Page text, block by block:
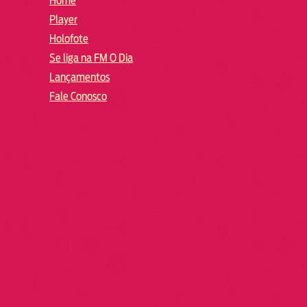
Player
Holofote
Se liga na FM O Dia
Lançamentos
Fale Conosco